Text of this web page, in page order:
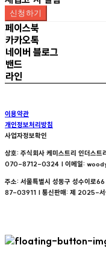
신청하기
페이스북
카카오톡
네이버 블로그
밴드
라인
이용약관
개인정보처리방침
사업자정보확인
상호: 주식회사 케미스트리 인더스
070-8712-0324 | 이메일:
주소: 서울특별시 성동구 성수이로
87-03911 | 통신판매: 제 2025-